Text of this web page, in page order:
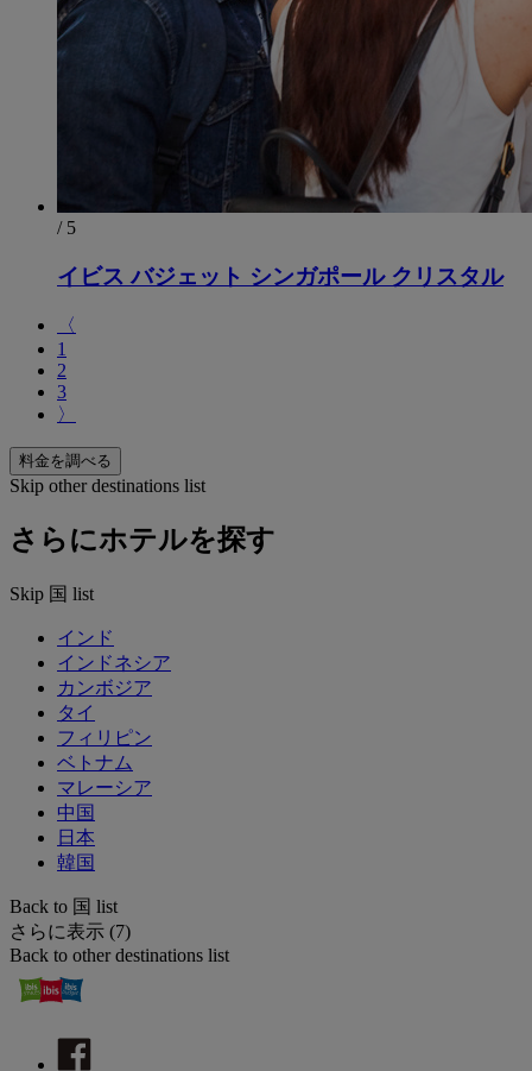
/ 5
イビス バジェット シンガポール クリスタル
〈
1
2
3
〉
料金を調べる
Skip other destinations list
さらにホテルを探す
Skip 国 list
インド
インドネシア
カンボジア
タイ
フィリピン
ベトナム
マレーシア
中国
日本
韓国
Back to 国 list
さらに表示 (7)
Back to other destinations list